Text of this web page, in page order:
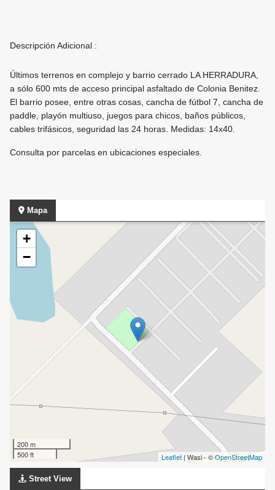
Descripción Adicional :
Últimos terrenos en complejo y barrio cerrado LA HERRADURA,
a sólo 600 mts de acceso principal asfaltado de Colonia Benitez.
El barrio posee, entre otras cosas, cancha de fútbol 7, cancha de
paddle, playón multiuso, juegos para chicos, baños públicos,
cables trifásicos, seguridad las 24 horas. Medidas: 14x40.
Consulta por parcelas en ubicaciones especiales.
Mapa
+
−
200 m
500 ft
Leaflet | Wasi - ©OpenStreetMap
Street View